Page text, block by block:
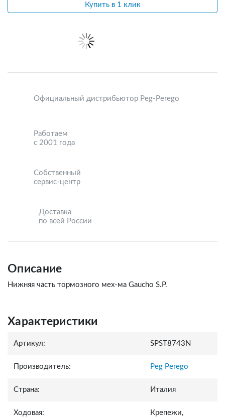
Купить в 1 клик
Официальный дистрибьютор Peg-Perego
Работаем
с 2001 года
Собственный
сервис-центр
Доставка
по всей России
Описание
Нижняя часть тормозного мех-ма Gaucho S.P.
Характеристики
Артикул: SPST8743N
Производитель: Peg Perego
Страна: Италия
Ходовая:
Крепежи,